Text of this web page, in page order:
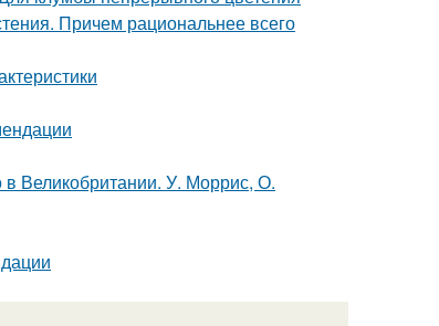
Причем рациональнее всего
в Великобритании. У. Моррис, О.